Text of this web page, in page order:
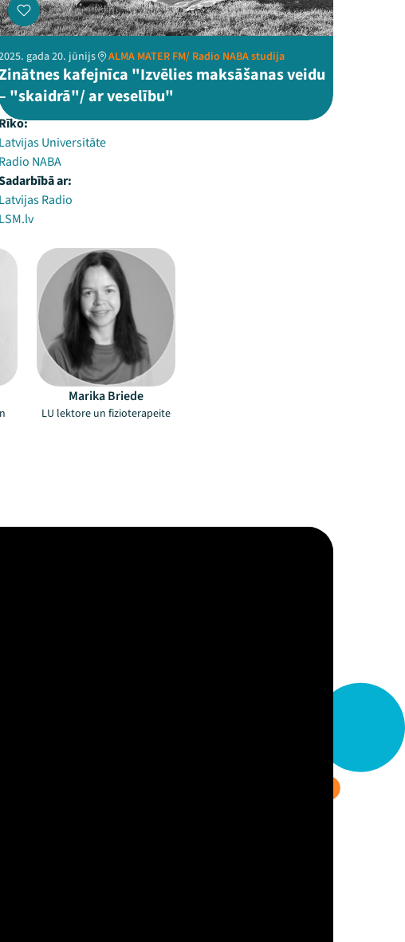
gada 20. jūnijs ALMA MATER FM/ Radio NABA studija
kafejnīca "Izvēlies maksāšanas veidu
"skaidrā"/ ar veselību"
Rīko:
Latvijas Universitāte
Radio NABA
ar:
Latvijas Radio
LSM.lv
Marika Briede
LU lektore un fizioterapeite